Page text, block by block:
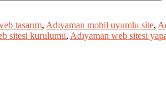
tasarım, Adıyaman mobil uyumlu site,
sitesi kurulumu, Adıyaman web sitesi